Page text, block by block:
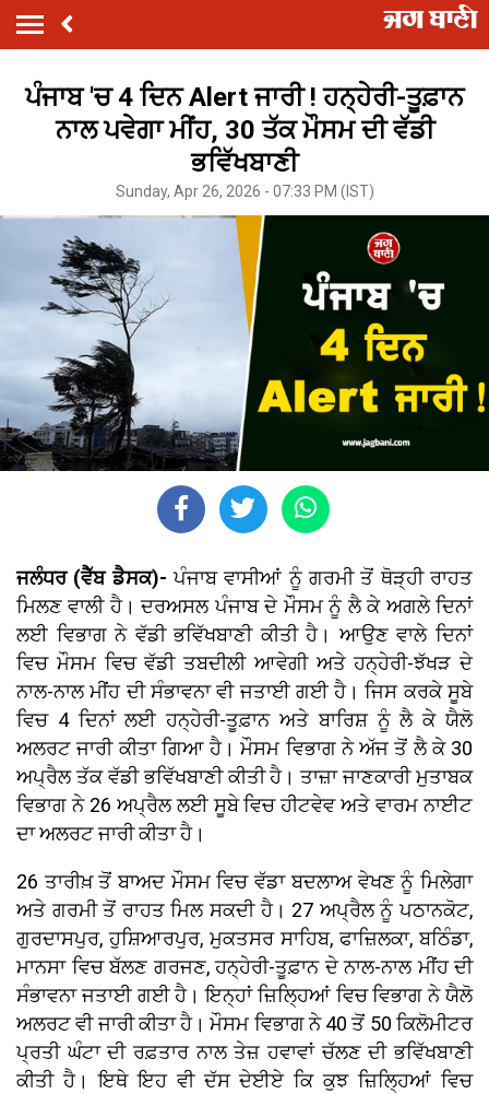
ਪੰਜਾਬ 'ਚ 4 ਦਿਨ Alert ਜਾਰੀ ! ਹਨ੍ਹੇਰੀ-ਤੂਫ਼ਾਨ
ਨਾਲ ਪਵੇਗਾ ਮੀਂਹ, 30 ਤੱਕ ਮੌਸਮ ਦੀ ਵੱਡੀ
ਭਵਿੱਖਬਾਣੀ
Sunday, Apr 26, 2026 - 07:33 PM (IST)
ਜਲੰਧਰ (ਵੈੱਬ ਡੈਸਕ)-ਪੰਜਾਬ ਵਾਸੀਆਂ ਨੂੰ ਗਰਮੀ ਤੋਂ ਥੋੜ੍ਹੀ ਰਾਹਤ
ਮਿਲਣ ਵਾਲੀ ਹੈ। ਦਰਅਸਲ ਪੰਜਾਬ ਦੇ ਮੌਸਮ ਨੂੰ ਲੈ ਕੇ ਅਗਲੇ ਦਿਨਾਂ
ਲਈ ਵਿਭਾਗ ਨੇ ਵੱਡੀ ਭਵਿੱਖਬਾਣੀ ਕੀਤੀ ਹੈ। ਆਉਣ ਵਾਲੇ ਦਿਨਾਂ
ਵਿਚ ਮੌਸਮ ਵਿਚ ਵੱਡੀ ਤਬਦੀਲੀ ਆਵੇਗੀ ਅਤੇ ਹਨ੍ਹੇਰੀ-ਝੱਖੜ ਦੇ
ਨਾਲ-ਨਾਲ ਮੀਂਹ ਦੀ ਸੰਭਾਵਨਾ ਵੀ ਜਤਾਈ ਗਈ ਹੈ। ਜਿਸ ਕਰਕੇ ਸੂਬੇ
ਵਿਚ 4 ਦਿਨਾਂ ਲਈ ਹਨ੍ਹੇਰੀ-ਤੂਫ਼ਾਨ ਅਤੇ ਬਾਰਿਸ਼ ਨੂੰ ਲੈ ਕੇ ਯੈਲੋ
ਅਲਰਟ ਜਾਰੀ ਕੀਤਾ ਗਿਆ ਹੈ। ਮੌਸਮ ਵਿਭਾਗ ਨੇ ਅੱਜ ਤੋਂ ਲੈ ਕੇ 30
ਅਪ੍ਰੈਲ ਤੱਕ ਵੱਡੀ ਭਵਿੱਖਬਾਣੀ ਕੀਤੀ ਹੈ। ਤਾਜ਼ਾ ਜਾਣਕਾਰੀ ਮੁਤਾਬਕ
ਵਿਭਾਗ ਨੇ 26 ਅਪ੍ਰੈਲ ਲਈ ਸੂਬੇ ਵਿਚ ਹੀਟਵੇਵ ਅਤੇ ਵਾਰਮ ਨਾਈਟ
ਦਾ ਅਲਰਟ ਜਾਰੀ ਕੀਤਾ ਹੈ।
26 ਤਾਰੀਖ਼ ਤੋਂ ਬਾਅਦ ਮੌਸਮ ਵਿਚ ਵੱਡਾ ਬਦਲਾਅ ਵੇਖਣ ਨੂੰ ਮਿਲੇਗਾ
ਅਤੇ ਗਰਮੀ ਤੋਂ ਰਾਹਤ ਮਿਲ ਸਕਦੀ ਹੈ। 27 ਅਪ੍ਰੈਲ ਨੂੰ ਪਠਾਨਕੋਟ,
ਗੁਰਦਾਸਪੁਰ, ਹੁਸ਼ਿਆਰਪੁਰ, ਮੁਕਤਸਰ ਸਾਹਿਬ, ਫਾਜ਼ਿਲਕਾ, ਬਠਿੰਡਾ,
ਮਾਨਸਾ ਵਿਚ ਬੱਲਣ ਗਰਜਣ, ਹਨ੍ਹੇਰੀ-ਤੂਫ਼ਾਨ ਦੇ ਨਾਲ-ਨਾਲ ਮੀਂਹ ਦੀ
ਸੰਭਾਵਨਾ ਜਤਾਈ ਗਈ ਹੈ। ਇਨ੍ਹਾਂ ਜ਼ਿਲ੍ਹਿਆਂ ਵਿਚ ਵਿਭਾਗ ਨੇ ਯੈਲੋ
ਅਲਰਟ ਵੀ ਜਾਰੀ ਕੀਤਾ ਹੈ। ਮੌਸਮ ਵਿਭਾਗ ਨੇ 40 ਤੋਂ 50 ਕਿਲੋਮੀਟਰ
ਪ੍ਰਤੀ ਘੰਟਾ ਦੀ ਰਫ਼ਤਾਰ ਨਾਲ ਤੇਜ਼ ਹਵਾਵਾਂ ਚੱਲਣ ਦੀ ਭਵਿੱਖਬਾਣੀ
ਕੀਤੀ ਹੈ। ਇਥੇ ਇਹ ਵੀ ਦੱਸ ਦੇਈਏ ਕਿ ਕੁਝ ਜ਼ਿਲ੍ਹਿਆਂ ਵਿਚ